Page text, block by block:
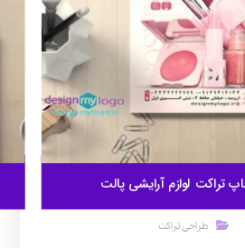
تراکت لوازم آرایشی پالت
طراحی تراکت